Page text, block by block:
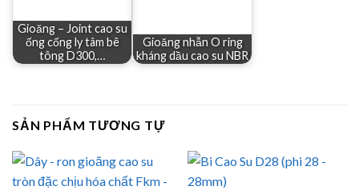
Gioăng – Joint cao su
ống cống ly tâm bê
tông D300,…
Gioăng nhẫn O ring
kháng dầu cao su NBR
SẢN PHẨM TƯƠNG TỰ